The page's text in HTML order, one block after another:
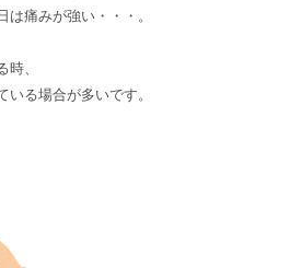
痛みが強い・・・。
、
る場合が多いです。